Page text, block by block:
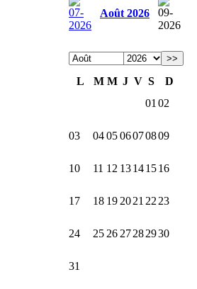
Août 2026
>>
L M M J V S
D
01 02
03 040506070809
10 11 12 13141516
17 18 19 2021 22 23
24 25 26 27282930
31